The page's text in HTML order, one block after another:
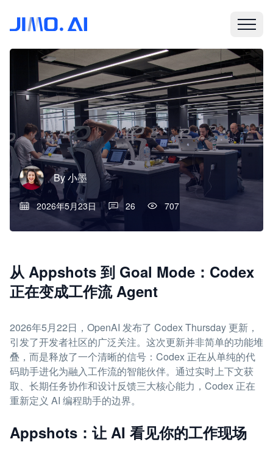
By小墨
2026年5月23日 26 707
从 Appshots 到 Goal Mode：Codex
正在变成工作流 Agent
2026年5月22日，OpenAI 发布了 Codex Thursday 更新，
引发了开发者社区的广泛关注。这次更新并非简单的功能堆
叠，而是释放了一个清晰的信号：Codex 正在从单纯的代
码助手进化为融入工作流的智能伙伴。通过实时上下文获
取、长期任务协作和设计反馈三大核心能力，Codex 正在
重新定义 AI 编程助手的边界。
Appshots：让 AI 看见你的工作现场